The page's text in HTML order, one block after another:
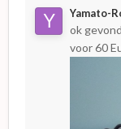
Yamato-
ok
voor 60